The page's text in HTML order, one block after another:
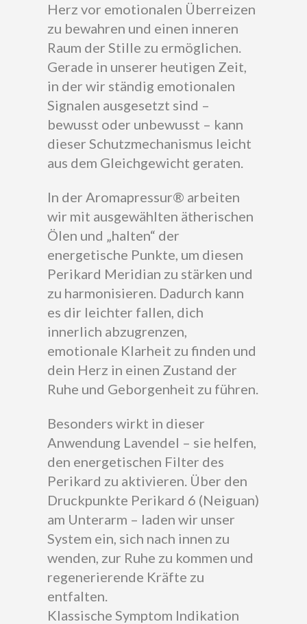
Herz vor emotionalen Überreizen
zu bewahren und einen inneren
Raum der Stille zu ermöglichen.
Gerade in unserer heutigen Zeit,
in der wir ständig emotionalen
Signalen ausgesetzt sind –
bewusst oder unbewusst – kann
dieser Schutzmechanismus leicht
aus dem Gleichgewicht geraten.
In der Aromapressur® arbeiten
wir mit ausgewählten ätherischen
Ölen und „halten“ der
energetische Punkte, um diesen
Perikard Meridian zu stärken und
zu harmonisieren. Dadurch kann
es dir leichter fallen, dich
innerlich abzugrenzen,
emotionale Klarheit zu finden und
dein Herz in einen Zustand der
Ruhe und Geborgenheit zu führen.
Besonders wirkt in dieser
Anwendung Lavendel – sie helfen,
den energetischen Filter des
Perikard zu aktivieren. Über den
Druckpunkte Perikard 6 (Neiguan)
am Unterarm – laden wir unser
System ein, sich nach innen zu
wenden, zur Ruhe zu kommen und
regenerierende Kräfte zu
entfalten.
Klassische Symptom Indikation